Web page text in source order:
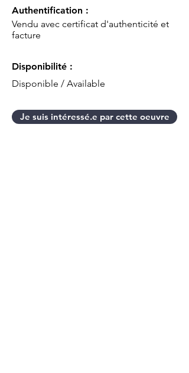
Authentification :
Vendu avec certificat d'authenticité et
facture
Disponibilité :
Disponible / Available
Je suis intéressé.e par cette oeuvre